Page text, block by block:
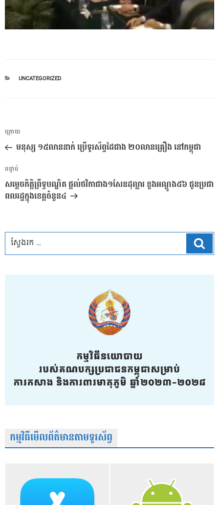
CATEGORIES
UNCATEGORIZED
ការ​
នាំទិស​
ប្រកាស
អត្ថបទ
មុន
ក្រោយ
មនុស្ស ១៥លាននាក់ ប្រើទូរស័ព្ទដៃជាង ២០លានគ្រឿង នៅកម្ពុជា
អត្ថបទ
បន្ទាប់
បន្ទាប់
សម្តេចកិត្តិព្រឹទ្ធបណ្ឌិត ផ្តល់ថវិកាជាង១សែនដុល្លារ ខួងអណ្តូង៥៦ ជូនប្រជា
ពលរដ្ឋក្នុងខេត្ដចំនួន៤
កម្មវិធីមើលព័ត៌មានតាមទូរស័ព្វ